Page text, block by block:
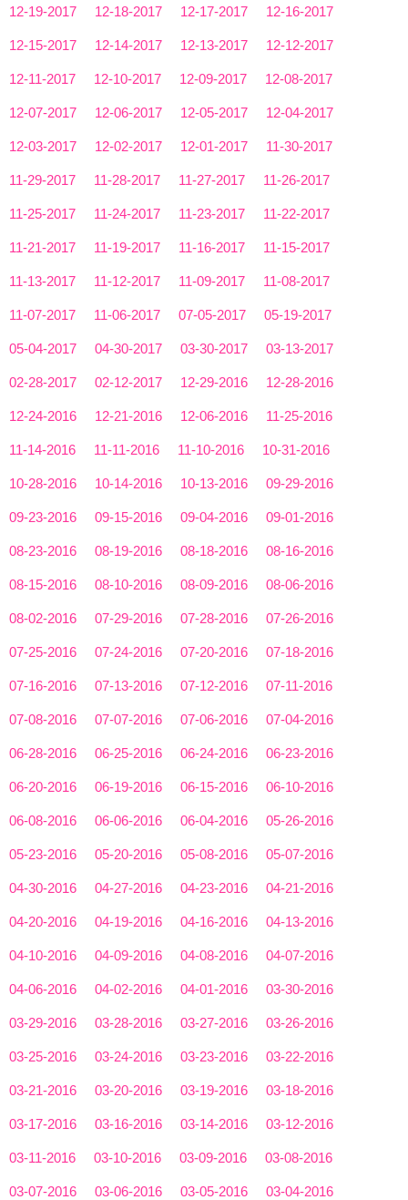
12-19-2017 12-18-2017 12-17-2017 12-16-2017
12-15-2017 12-14-2017 12-13-2017 12-12-2017
12-11-2017 12-10-2017 12-09-2017 12-08-2017
12-07-2017 12-06-2017 12-05-2017 12-04-2017
12-03-2017 12-02-2017 12-01-2017 11-30-2017
11-29-2017 11-28-2017 11-27-2017 11-26-2017
11-25-2017 11-24-2017 11-23-2017 11-22-2017
11-21-2017 11-19-2017 11-16-2017 11-15-2017
11-13-2017 11-12-2017 11-09-2017 11-08-2017
11-07-2017 11-06-2017 07-05-2017 05-19-2017
05-04-2017 04-30-2017 03-30-2017 03-13-2017
02-28-2017 02-12-2017 12-29-2016 12-28-2016
12-24-2016 12-21-2016 12-06-2016 11-25-2016
11-14-2016 11-11-2016 11-10-2016 10-31-2016
10-28-2016 10-14-2016 10-13-2016 09-29-2016
09-23-2016 09-15-2016 09-04-2016 09-01-2016
08-23-2016 08-19-2016 08-18-2016 08-16-2016
08-15-2016 08-10-2016 08-09-2016 08-06-2016
08-02-2016 07-29-2016 07-28-2016 07-26-2016
07-25-2016 07-24-2016 07-20-2016 07-18-2016
07-16-2016 07-13-2016 07-12-2016 07-11-2016
07-08-2016 07-07-2016 07-06-2016 07-04-2016
06-28-2016 06-25-2016 06-24-2016 06-23-2016
06-20-2016 06-19-2016 06-15-2016 06-10-2016
06-08-2016 06-06-2016 06-04-2016 05-26-2016
05-23-2016 05-20-2016 05-08-2016 05-07-2016
04-30-2016 04-27-2016 04-23-2016 04-21-2016
04-20-2016 04-19-2016 04-16-2016 04-13-2016
04-10-2016 04-09-2016 04-08-2016 04-07-2016
04-06-2016 04-02-2016 04-01-2016 03-30-2016
03-29-2016 03-28-2016 03-27-2016 03-26-2016
03-25-2016 03-24-2016 03-23-2016 03-22-2016
03-21-2016 03-20-2016 03-19-2016 03-18-2016
03-17-2016 03-16-2016 03-14-2016 03-12-2016
03-11-2016 03-10-2016 03-09-2016 03-08-2016
03-07-2016 03-06-2016 03-05-2016 03-04-2016